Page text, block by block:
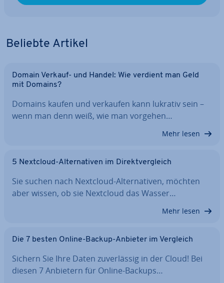
Beliebte Artikel
Domain Verkauf- und Handel: Wie verdient man Geld
mit Domains?
Domains kaufen und verkaufen kann lukrativ sein –
wenn man denn weiß, wie man vorgehen…
Mehr lesen
5 Nextcloud-Al­ter­na­ti­ven im Di­rekt­ver­gleich
Sie suchen nach Nextcloud-Al­ter­na­ti­ven, möchten
aber wissen, ob sie Nextcloud das Wasser…
Mehr lesen
Die 7 besten Online-Backup-Anbieter im Vergleich
Sichern Sie Ihre Daten zu­ver­läs­sig in der Cloud! Bei
diesen 7 Anbietern für Online-Backups…